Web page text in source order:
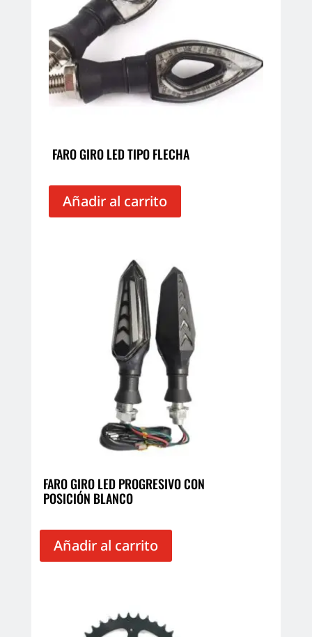
FARO GIRO LED TIPO FLECHA
Añadir al carrito
FARO GIRO LED PROGRESIVO CON
POSICIÓN BLANCO
Añadir al carrito